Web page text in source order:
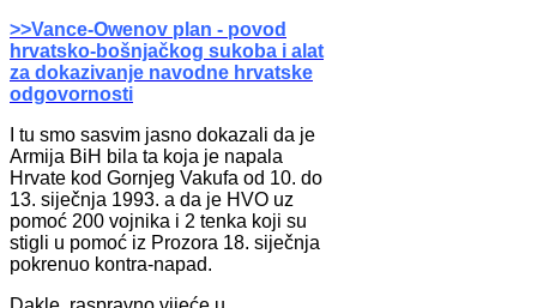
>>Vance-Owenov plan - povod
hrvatsko-bošnjačkog sukoba i alat
za dokazivanje navodne hrvatske
odgovornosti
I tu smo sasvim jasno dokazali da je
Armija BiH bila ta koja je napala
Hrvate kod Gornjeg Vakufa od 10. do
13. siječnja 1993. a da je HVO uz
pomoć 200 vojnika i 2 tenka koji su
stigli u pomoć iz Prozora 18. siječnja
pokrenuo kontra-napad.